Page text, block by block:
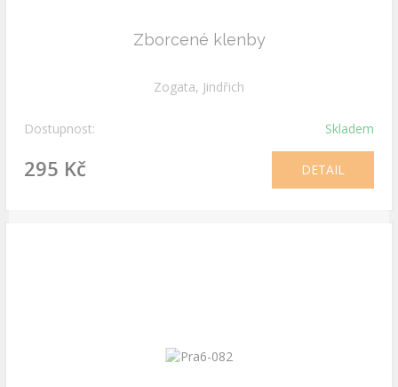
Zborcené klenby
Zogata, Jindřich
Dostupnost: Skladem
295 Kč DETAIL